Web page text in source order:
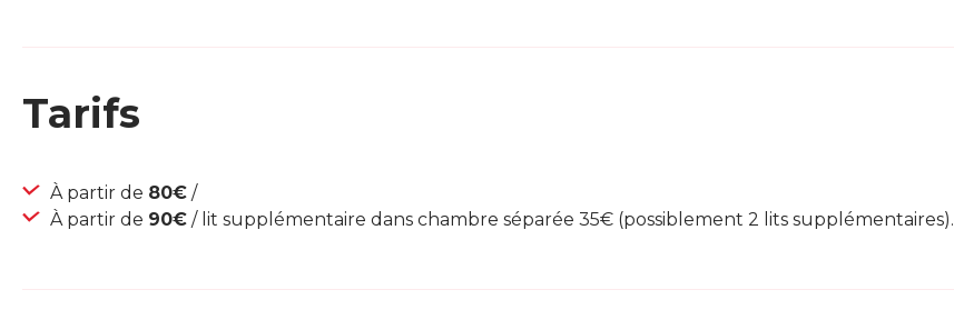
Tarifs
À partir de 80€ /
À partir de 90€ / lit supplémentaire dans chambre séparée 35€ (possiblement 2 lits supplémentaires).